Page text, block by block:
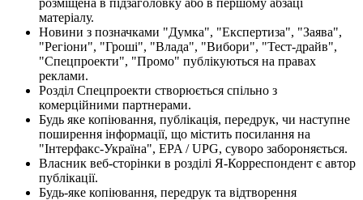
розміщена в підзаголовку або в першому абзаці
матеріалу.
Новини з позначками "Думка", "Експертиза", "Заява",
"Регіони", "Гроші", "Влада", "Вибори", "Тест-драйв",
"Спецпроекти", "Промо" публікуються на правах
реклами.
Розділ Спецпроекти створюється спільно з
комерційними партнерами.
Будь яке копіювання, публікація, передрук, чи наступне
поширення інформації, що містить посилання на
"Інтерфакс-Україна", EPA / UPG, суворо забороняється.
Власник веб-сторінки в розділі Я-Корреспондент є автор
публікації.
Будь-яке копіювання, передрук та відтворення